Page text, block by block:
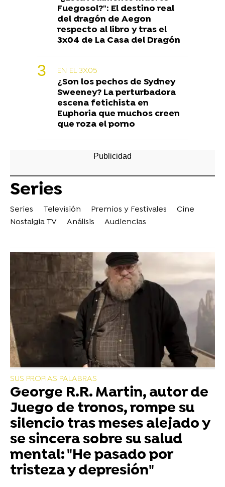
Fuegosol?": El destino real
del dragón de Aegon
respecto al libro y tras el
3x04 de La Casa del Dragón
EN EL 3X05
¿Son los pechos de Sydney
Sweeney? La perturbadora
escena fetichista en
Euphoria que muchos creen
que roza el porno
Series
Series Televisión Premios y Festivales
Cine
Nostalgia TV
Análisis Audiencias
SUS PROPIAS PALABRAS
George R.R. Martin, autor de
Juego de tronos, rompe su
silencio tras meses alejado y
se sincera sobre su salud
mental: "He pasado por
tristeza y depresión"